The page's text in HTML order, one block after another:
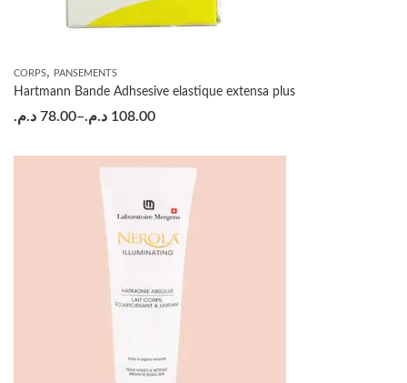
CORPS, PANSEMENTS
Hartmann Bande Adhsesive elastique extensa plus
78.00 د.م. – 108.00 د.م.